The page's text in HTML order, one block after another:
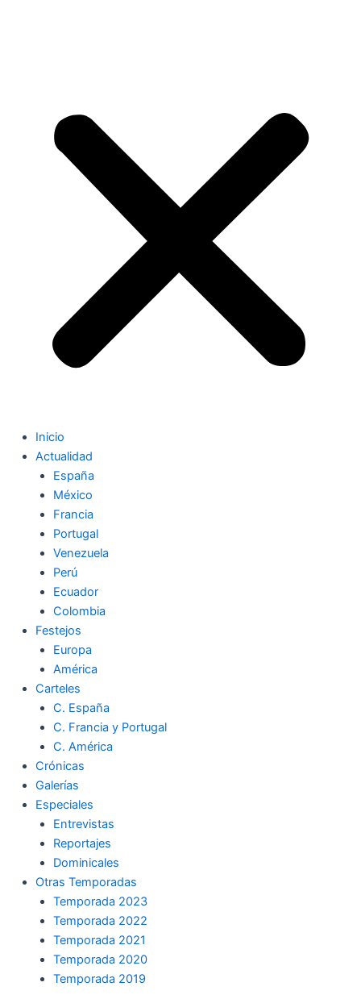
Inicio
Actualidad
España
México
Francia
Portugal
Venezuela
Perú
Ecuador
Colombia
Festejos
Europa
América
Carteles
C. España
C. Francia y Portugal
C. América
Crónicas
Galerías
Especiales
Entrevistas
Reportajes
Dominicales
Otras Temporadas
Temporada 2023
Temporada 2022
Temporada 2021
Temporada 2020
Temporada 2019